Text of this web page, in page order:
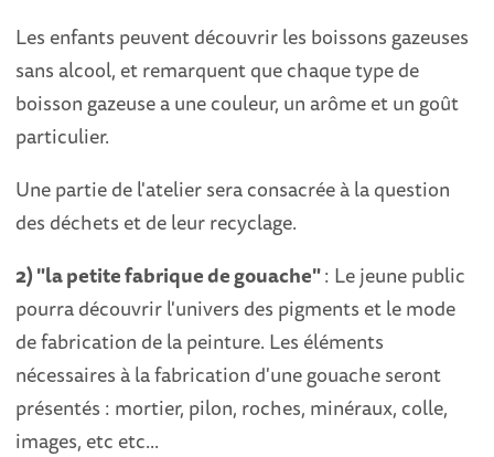
Les enfants peuvent découvrir les boissons gazeuses
sans alcool, et remarquent que chaque type de
boisson gazeuse a une couleur, un arôme et un goût
particulier.
Une partie de l'atelier sera consacrée à la question
des déchets et de leur recyclage.
2) "la petite fabrique de gouache": Le jeune public
pourra découvrir l'univers des pigments et le mode
de fabrication de la peinture. Les éléments
nécessaires à la fabrication d'une gouache seront
présentés : mortier, pilon, roches, minéraux, colle,
images, etc etc...